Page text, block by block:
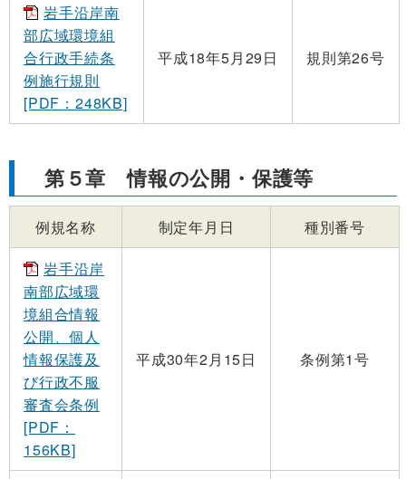
岩手沿岸南
部広域環境組
合行政手続条
例施行規則
[PDF：248KB]
平成18年5月29日 規則第26号
第５章 情報の公開・保護等
例規名称 制定年月日
種別番号
岩手沿岸
南部広域環
境組合情報
公開、個人
情報保護及
び行政不服
審査会条例
[PDF：
156KB]
平成30年2月15日 条例第1号